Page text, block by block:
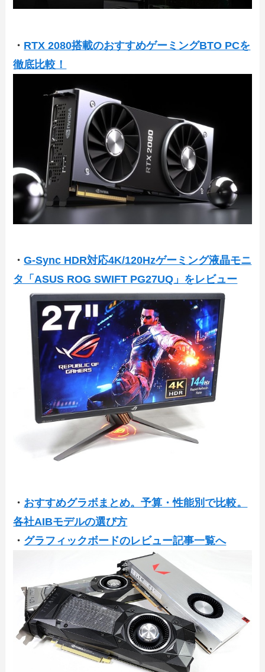
・ RTX 2080搭載のおすすめゲーミングBTO PCを
徹底比較！
・G-Sync HDR対応4K/120Hzゲーミング液晶モニ
タ「ASUS ROG SWIFT PG27UQ」をレビュー
・ おすすめグラボまとめ。予算・性能別で比較。
各社AIBモデルの選び方
・ グラフィックボードのレビュー記事一覧へ